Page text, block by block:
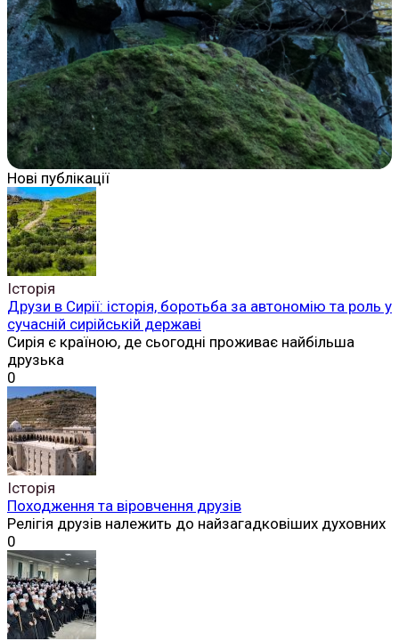
Нові публікації
Історія
Друзи в Сирії: історія, боротьба за автономію та роль у
сучасній сирійській державі
Сирія є країною, де сьогодні проживає найбільша
друзька
0
Історія
Походження та віровчення друзів
Релігія друзів належить до найзагадковіших духовних
0